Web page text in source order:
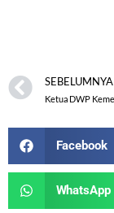
SEBELUMNYA
Facebook
WhatsApp